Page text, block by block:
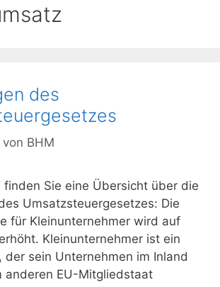
des
von BHM
finden Sie eine Übersicht über die
Umsatzsteuergesetzes: Die
für Kleinunternehmer wird auf
Kleinunternehmer ist ein
der sein Unternehmen im Inland
anderen EU-Mitgliedstaat